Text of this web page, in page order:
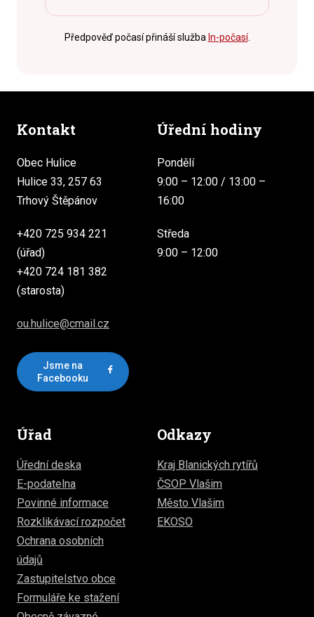
Předpověď počasí přináší služba In-počasí.
Kontakt
Obec Hulice
Hulice 33, 257 63
Trhový Štěpánov
+420 725 934 221
(úřad)
+420 724 181 382
(starosta)
ou.hulice@cmail.cz
Jsme na
Facebooku
Úřední hodiny
Pondělí
9:00 – 12:00 / 13:00 –
16:00
Středa
9:00 – 12:00
Úřad
Úřední deska
E-podatelna
Povinné informace
Rozklikávací rozpočet
Ochrana osobních
údajů
Zastupitelstvo obce
Formuláře ke stažení
Odkazy
Kraj Blanických rytířů
ČSOP Vlašim
Město Vlašim
EKOSO